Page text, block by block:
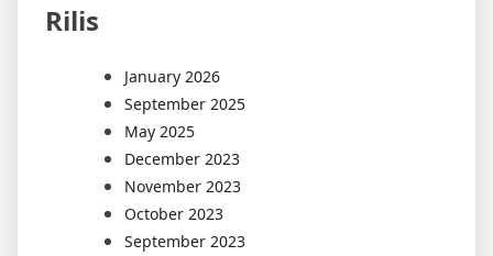
Rilis
January 2026
September 2025
May 2025
December 2023
November 2023
October 2023
September 2023